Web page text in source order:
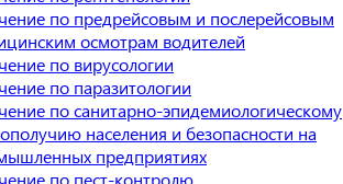
по предрейсовым и послерейсовым
осмотрам водителей
по вирусологии
по паразитологии
по санитарно-эпидемиологическому
населения и безопасности на
предприятиях
по пест-контролю